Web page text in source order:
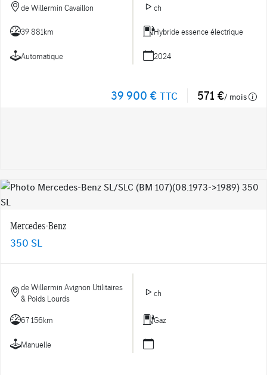
de Willermin Cavaillon ch
39 881km Hybride essence électrique
Automatique 2024
39 900 € TTC 571 €/ mois
Mercedes-Benz
350 SL
de Willermin Avignon Utilitaires
& Poids Lourds
ch
67 156km Gaz
Manuelle